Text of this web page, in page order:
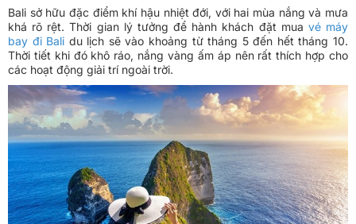
Bali sở hữu đặc điểm khí hậu nhiệt đới, với hai mùa nắng và mưa
khá rõ rệt. Thời gian lý tưởng để hành khách đặt mua vé máy
bay đi Bali du lịch sẽ vào khoảng từ tháng 5 đến hết tháng 10.
Thời tiết khi đó khô ráo, nắng vàng ấm áp nên rất thích hợp cho
các hoạt động giải trí ngoài trời.